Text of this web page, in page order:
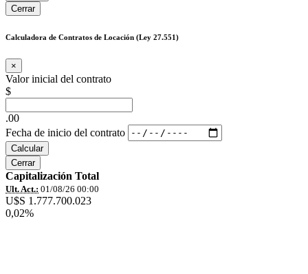
Cerrar
Calculadora de Contratos de Locación (Ley 27.551)
×
Valor inicial del contrato
$
.00
Fecha de inicio del contrato
Calcular
Cerrar
Capitalización Total
Ult. Act.: 01/08/26 00:00
U$S 1.777.700.023
0,02%